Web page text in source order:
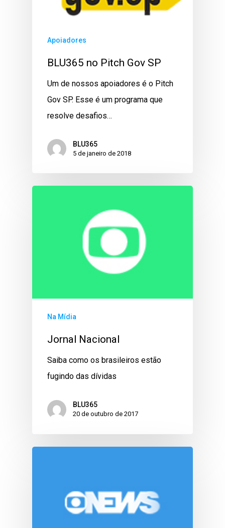
Apoiadores
BLU365 no Pitch Gov SP
Um de nossos apoiadores é o Pitch
Gov SP. Esse é um programa que
resolve desafios…
BLU365
5 de janeiro de 2018
Na Mídia
Jornal Nacional
Saiba como os brasileiros estão
fugindo das dívidas
BLU365
20 de outubro de 2017